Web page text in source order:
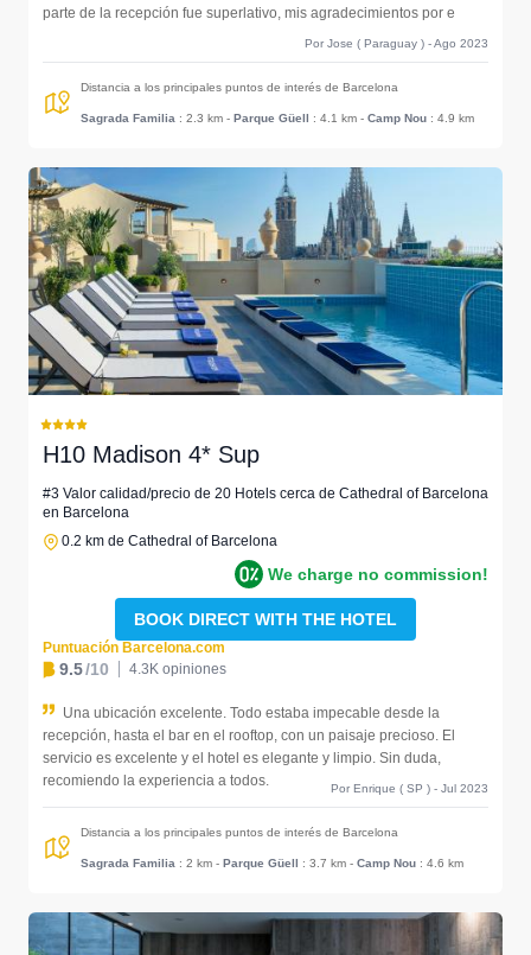
parte de la recepción fue superlativo, mis agradecimientos por e
Por Jose ( Paraguay ) - Ago 2023
Distancia a los principales puntos de interés de Barcelona
Sagrada Familia : 2.3 km - Parque Güell : 4.1 km - Camp Nou : 4.9 km
H10 Madison 4* Sup
#3 Valor calidad/precio de 20 Hotels cerca de Cathedral of Barcelona
en Barcelona
0.2 km de Cathedral of Barcelona
We charge no commission!
BOOK DIRECT WITH THE HOTEL
Puntuación Barcelona.com
9.5/10 4.3K opiniones
Una ubicación excelente. Todo estaba impecable desde la
recepción, hasta el bar en el rooftop, con un paisaje precioso. El
servicio es excelente y el hotel es elegante y limpio. Sin duda,
recomiendo la experiencia a todos.
Por Enrique ( SP ) - Jul 2023
Distancia a los principales puntos de interés de Barcelona
Sagrada Familia : 2 km - Parque Güell : 3.7 km - Camp Nou : 4.6 km